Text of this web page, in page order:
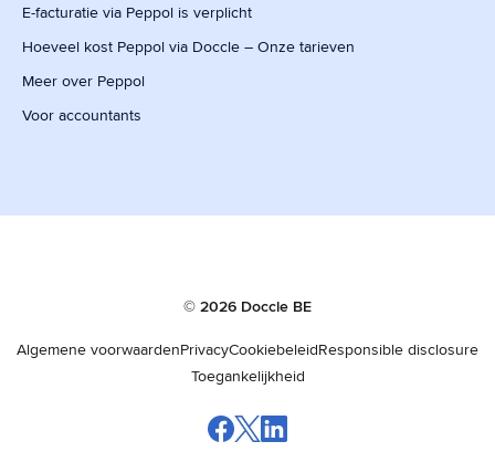
E-facturatie via Peppol is verplicht
Hoeveel kost Peppol via Doccle – Onze tarieven
Meer over Peppol
Voor accountants
© 2026 Doccle BE
Algemene voorwaardenPrivacyCookiebeleidResponsible disclosure
Toegankelijkheid